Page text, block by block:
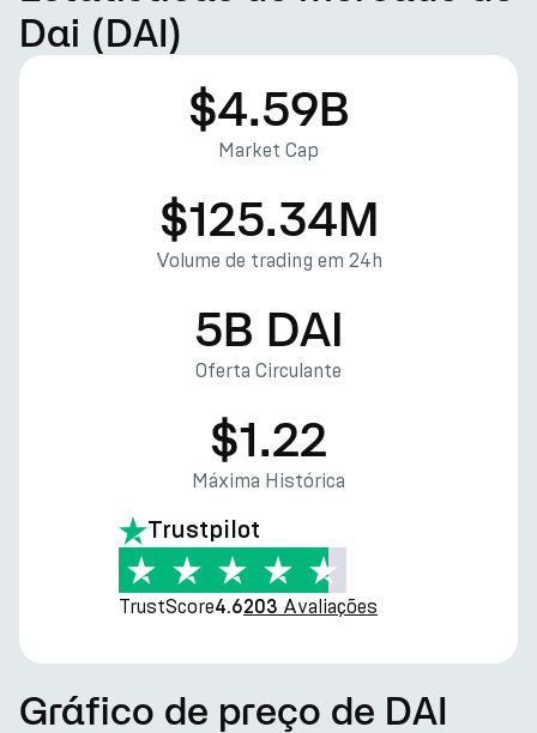
Dai (DAI)
$4.59B
Market Cap
$125.34M
Volume de trading em 24h
5B DAI
Oferta Circulante
$1.22
Máxima Histórica
Trustpilot
TrustScore4.6203 Avaliações
Gráfico de preço de DAI